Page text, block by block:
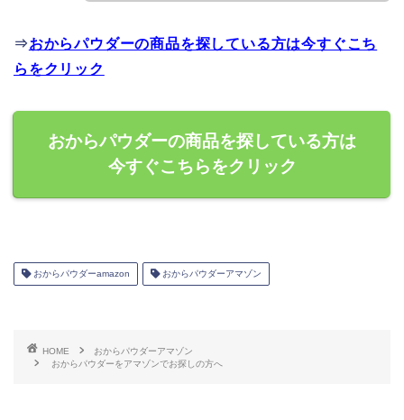
⇒おからパウダーの商品を探している方は今すぐこち
らをクリック
おからパウダーの商品を探している方は
今すぐこちらをクリック
おからパウダーamazon おからパウダーアマゾン
HOME
おからパウダーアマゾン
おからパウダーをアマゾンでお探しの方へ